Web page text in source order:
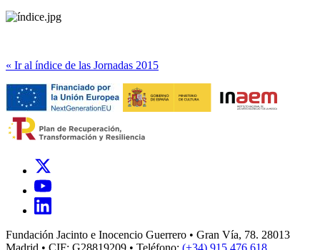
« Ir al índice de las Jornadas 2015
Fundación Jacinto e Inocencio Guerrero • Gran Vía, 78. 28013